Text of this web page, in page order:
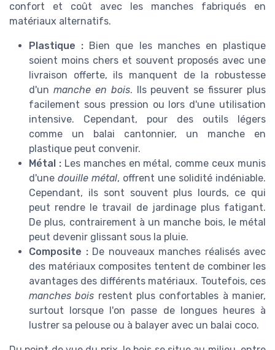
confort et coût avec les manches fabriqués en
matériaux alternatifs.
Plastique : Bien que les manches en plastique
soient moins chers et souvent proposés avec une
livraison offerte, ils manquent de la robustesse
d'un manche en bois. Ils peuvent se fissurer plus
facilement sous pression ou lors d'une utilisation
intensive. Cependant, pour des outils légers
comme un balai cantonnier, un manche en
plastique peut convenir.
Métal :Les manches en métal, comme ceux munis
d'une douille métal, offrent une solidité indéniable.
Cependant, ils sont souvent plus lourds, ce qui
peut rendre le travail de jardinage plus fatigant.
De plus, contrairement à un manche bois, le métal
peut devenir glissant sous la pluie.
Composite :De nouveaux manches réalisés avec
des matériaux composites tentent de combiner les
avantages des différents matériaux. Toutefois, ces
manches bois restent plus confortables à manier,
surtout lorsque l'on passe de longues heures à
lustrer sa pelouse ou à balayer avec un balai coco.